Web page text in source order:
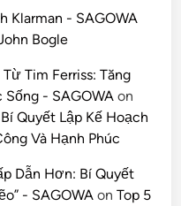
Klarman - SAGOWA
Bogle
Tim Ferriss: Tăng
Sống - SAGOWA on
Quyết Lập Kế Hoạch
Và Hạnh Phúc
Dẫn Hơn: Bí Quyết
- SAGOWA onTop 5